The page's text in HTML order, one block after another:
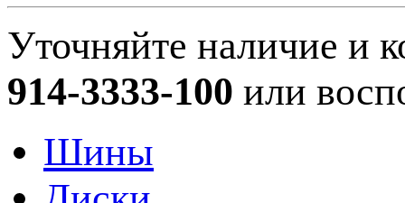
Уточняйте наличие и
914-3333-100 или
Шины